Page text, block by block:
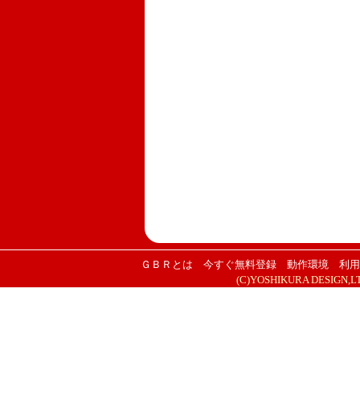
ＧＢＲとは 今すぐ無料登録 動作環境
利
(C)YOSHIKURA